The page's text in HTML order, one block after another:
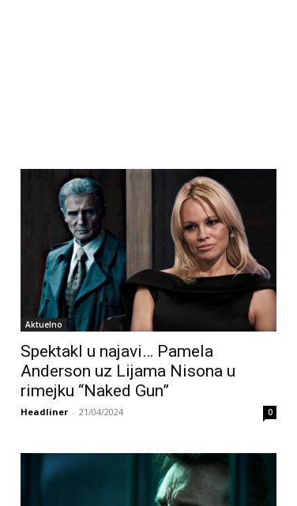
Aktuelno
Spektakl u najavi… Pamela
Anderson uz Lijama Nisona u
rimejku “Naked Gun”
Headliner - 21/04/2024 0